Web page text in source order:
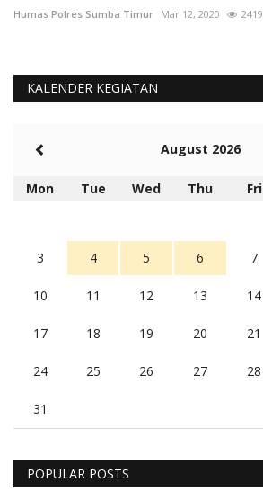
Humas Polres Sumba Timur Mar 12, 2020 2419
KALENDER KEGIATAN
August 2026
Mon Tue Wed Thu Fri
3 4 5 6 7
10 11 12 13 14
17 18 19 20 21
24 25 26 27 28
31
POPULAR POSTS